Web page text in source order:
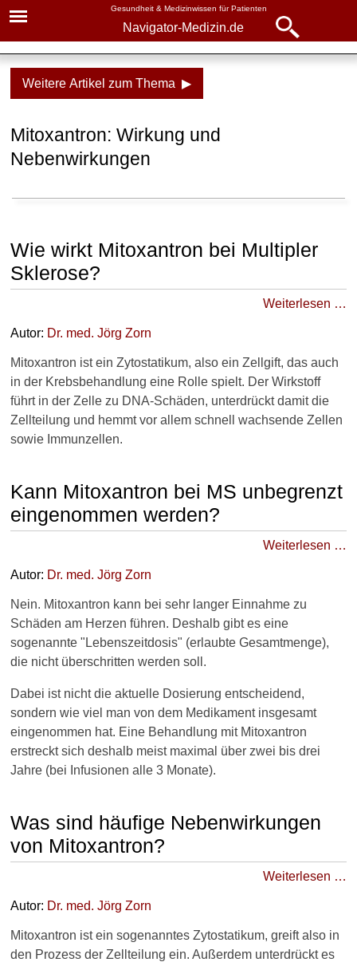
Gesundheit & Medizinwissen für Patienten
Navigator-Medizin.de
Weitere Artikel zum Thema ▶
Mitoxantron: Wirkung und
Nebenwirkungen
Wie wirkt Mitoxantron bei Multipler
Sklerose?
Weiterlesen …
Autor: Dr. med. Jörg Zorn
Mitoxantron ist ein Zytostatikum, also ein Zellgift, das auch
in der Krebsbehandlung eine Rolle spielt. Der Wirkstoff
führt in der Zelle zu DNA-Schäden, unterdrückt damit die
Zellteilung und hemmt vor allem schnell wachsende Zellen
sowie Immunzellen.
Kann Mitoxantron bei MS unbegrenzt
eingenommen werden?
Weiterlesen …
Autor: Dr. med. Jörg Zorn
Nein. Mitoxantron kann bei sehr langer Einnahme zu
Schäden am Herzen führen. Deshalb gibt es eine
sogenannte "Lebenszeitdosis" (erlaubte Gesamtmenge),
die nicht überschritten werden soll.
Dabei ist nicht die aktuelle Dosierung entscheidend,
sondern wie viel man von dem Medikament insgesamt
eingenommen hat. Eine Behandlung mit Mitoxantron
erstreckt sich deshalb meist maximal über zwei bis drei
Jahre (bei Infusionen alle 3 Monate).
Was sind häufige Nebenwirkungen
von Mitoxantron?
Weiterlesen …
Autor: Dr. med. Jörg Zorn
Mitoxantron ist ein sogenanntes Zytostatikum, greift also in
den Prozess der Zellteilung ein. Außerdem unterdrückt es
Navigator-Medizin.de
► Krankheiten
► Diagnostik & Laborwerte
► Medikamente
► Gesundheitsthemen
Navigator-
Medizin.de
▾
Mitoxantron
Nebenwirkungen
Verwandte Beiträge
A
t
e
n
a
t
m
d
i
i
n
b
i
M
S
W
a
s
r
i
t
V
i
m
n
D